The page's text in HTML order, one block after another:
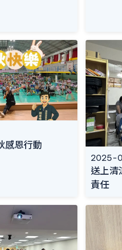
感恩行動
2025-
送上清
責任